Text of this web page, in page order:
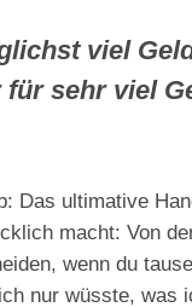
viel
sehr viel
Das ultimative
macht: Von
wenn du
nur wüsste, was